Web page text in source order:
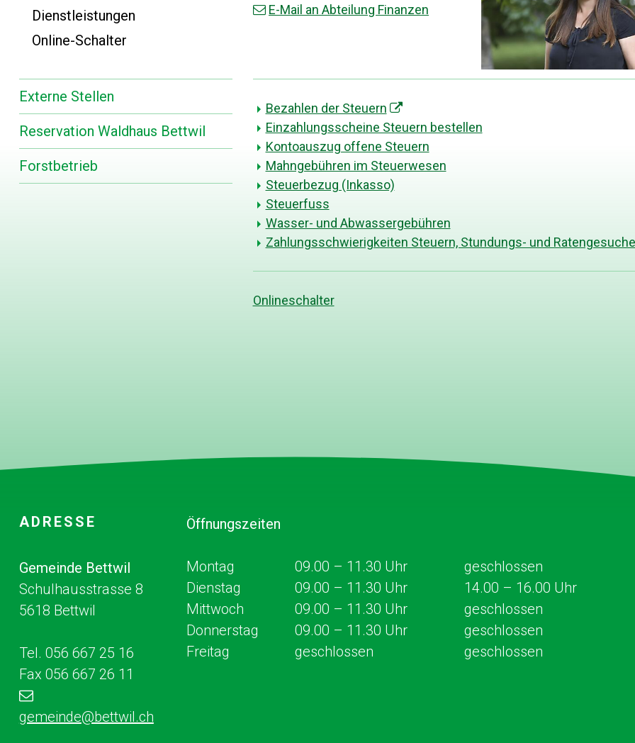
Dienstleistungen
Online-Schalter
Externe Stellen
Reservation Waldhaus Bettwil
Forstbetrieb
E-Mail an Abteilung Finanzen
Bezahlen der Steuern
Einzahlungsscheine Steuern bestellen
Kontoauszug offene Steuern
Mahngebühren im Steuerwesen
Steuerbezug (Inkasso)
Steuerfuss
Wasser- und Abwassergebühren
Zahlungsschwierigkeiten Steuern, Stundungs- und Ratengesuche
Onlineschalter
Footer
ADRESSE
Gemeinde Bettwil
Schulhausstrasse 8
5618 Bettwil
Tel. 056 667 25 16
Fax 056 667 26 11
gemeinde@bettwil.ch
Öffnungszeiten
Montag 09.00 – 11.30 Uhr
geschlossen
Dienstag
09.00 – 11.30 Uhr
14.00 – 16.00 Uhr
Mittwoch
09.00 – 11.30 Uhr
geschlossen
Donnerstag
09.00 – 11.30 Uhr
geschlossen
Freitag geschlossen geschlossen